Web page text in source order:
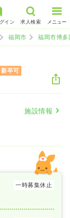
イン 求人検索 メニュー
福岡市 福岡市博多
新卒可
施設情報
一時募集休止